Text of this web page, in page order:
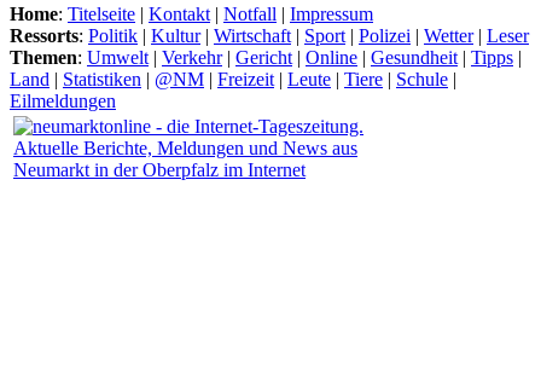
Home: Titelseite | Kontakt | Notfall | Impressum
Ressorts: Politik | Kultur| Wirtschaft | Sport | Polizei | Wetter| Leser
Themen: Umwelt | Verkehr| Gericht | Online | Gesundheit | Tipps |
Land | Statistiken | @NM | Freizeit | Leute | Tiere | Schule |
Eilmeldungen